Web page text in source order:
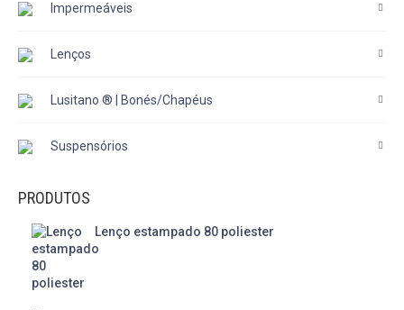
Impermeáveis
Lenços
Lusitano ® | Bonés/Chapéus
Suspensórios
PRODUTOS
Lenço estampado 80 poliester